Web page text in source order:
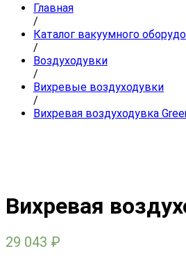
Главная
/
Каталог вакуумного
/
Воздуходувки
/
Вихревые воздуходувки
/
Вихревая воздуходувка
Вихревая
29 043 ₽